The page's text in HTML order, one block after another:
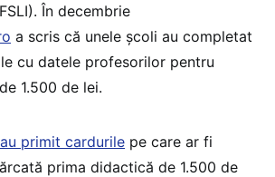
În decembrie
a scris că unele școli au completat
cu datele profesorilor pentru
1.500 de lei.
primit cardurile pe care ar fi
prima didactică de 1.500 de